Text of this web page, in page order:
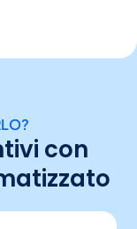
con